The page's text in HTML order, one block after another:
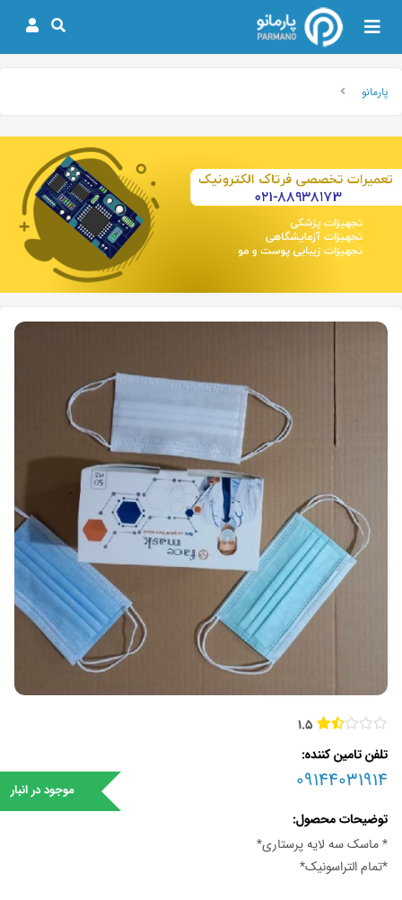
پارمانو
1.5
موجود در انبار
تلفن تامین کننده
09144031914
توضیحات محصول
* ماسک سه لایه پرستاری*
*تمام التراسونیک*